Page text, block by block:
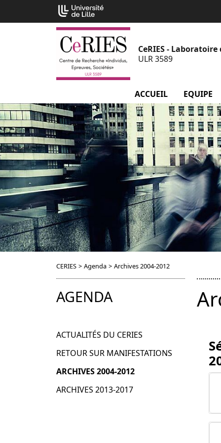
CeRIES -
ULR 3589
ACCUEIL EQUIPE
CERIES > Agenda > Archives 2004-2012
AGENDA
ACTUALITÉS DU CERIES
RETOUR SUR MANIFESTATIONS
ARCHIVES 2004-2012
ARCHIVES 2013-2017
Cookies management panel